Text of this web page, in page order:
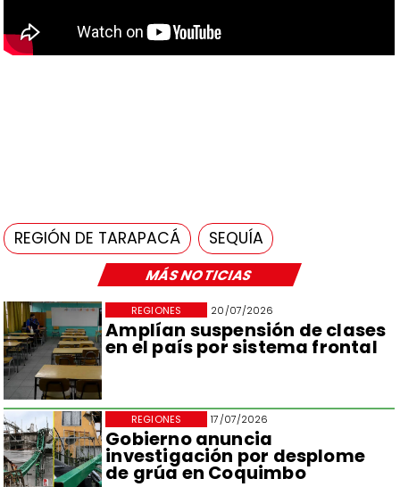
MÁS NOTICIAS
20/07/2026
Amplían suspensión de clases
en el país por sistema frontal
REGIONES
17/07/2026
Gobierno anuncia
investigación por desplome
de grúa en Coquimbo
REGIONES
REGIÓN DE TARAPACÁ SEQUÍA